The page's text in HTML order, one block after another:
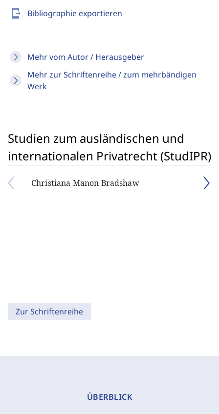
send_to_mobile Bibliographie exportieren
Mehr vom Autor / Herausgeber
Mehr zur Schriftenreihe / zum mehrbändigen
Werk
Studien zum ausländischen und
internationalen Privatrecht (StudIPR)
Christiana Manon Bradshaw
Zur Schriftenreihe
ÜBERBLICK